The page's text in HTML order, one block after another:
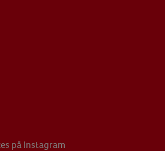
på Instagram